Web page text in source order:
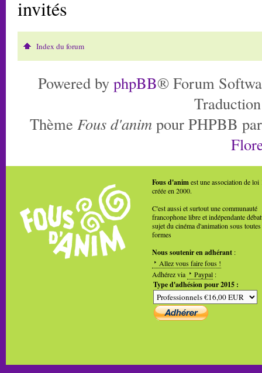
invités
Index du forum
Powered by phpBB® Forum
Thème Fous d'anim pour PHPBB
Fous d'animest une association de loi
créée en 2000.
C'est aussi et surtout une communauté
francophone libre et indépendante
sujet du cinéma d'animation sous toutes
formes
Nous soutenir en adhérant :
Allez vous faire fous !
Adhérez via
Paypal :
Type d'adhésion pour 2015 :